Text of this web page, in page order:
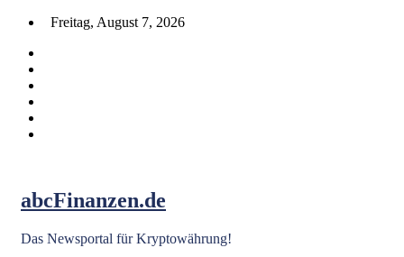
Skip
content
Freitag, August 7, 2026
abcFinanzen.de
Das Newsportal für Kryptowährung!